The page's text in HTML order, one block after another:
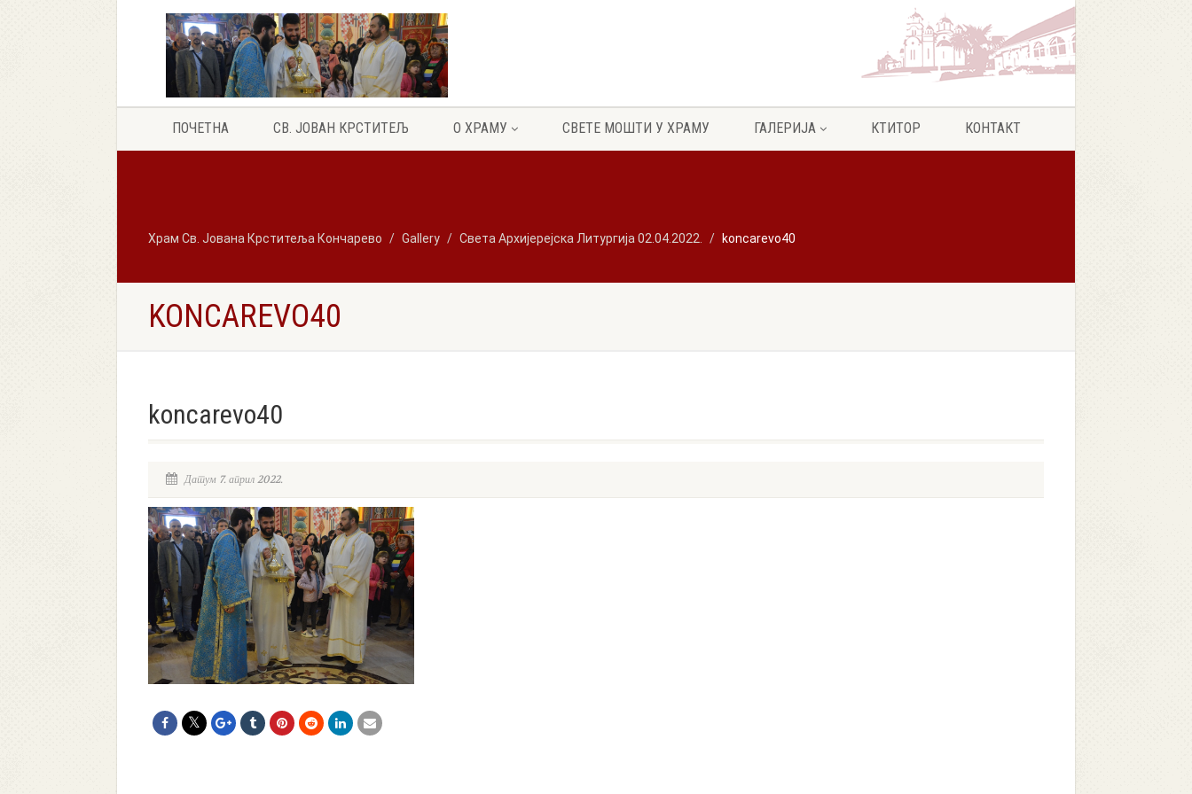
ПОЧЕТНА СВ. ЈОВАН КРСТИТЕЉ О ХРАМУ СВЕТЕ МОШТИ У ХРАМУ ГАЛЕРИЈА КТИТОР КОНТАКТ
Храм Св. Јована Крститеља Кончарево Gallery Света Архијерејска Литургија 02.04.2022. koncarevo40
KONCAREVO40
koncarevo40
Датум 7. април 2022.